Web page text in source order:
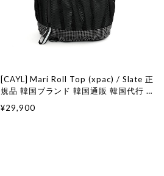
[CAYL] Mari Roll Top (xpac) / Slate 正
規品 韓国ブランド 韓国通販 韓国代行 韓
¥29,900